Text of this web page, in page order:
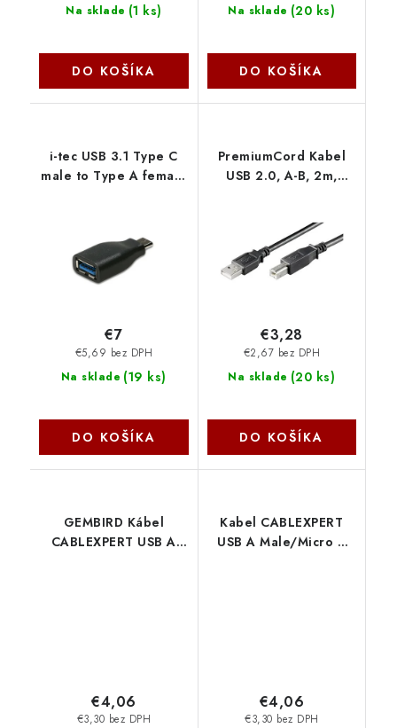
Na sklade (1 ks)
DO KOŠÍKA
Na sklade (20 ks)
DO KOŠÍKA
i-tec USB 3.1 Type C
male to Type A female
Na sklade (19 ks)
€5,69 bez DPH
€7
DO KOŠÍKA
PremiumCord Kabel
USB 2.0, A-B, 2m,
Na sklade (20 ks)
€2,67 bez DPH
€3,28
DO KOŠÍKA
GEMBIRD Kábel
CABLEXPERT USB A
€3,30 bez DPH
€4,06
Kabel CABLEXPERT
USB A Male/Micro B
€3,30 bez DPH
€4,06